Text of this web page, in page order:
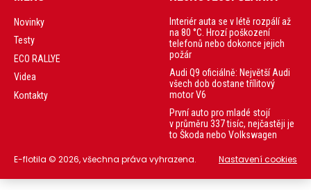
Novinky
Testy
ECO RALLYE
Videa
Kontakty
Interiér auta se v létě rozpálí až
na 80 °C. Hrozí poškození
telefonů nebo dokonce jejich
požár
Audi Q9 oficiálně: Největší Audi
všech dob dostane třílitový
motor V6
První auto pro mladé stojí
v průměru 337 tisíc, nejčastěji je
to Škoda nebo Volkswagen
E-flotila © 2026, všechna práva vyhrazena. Nastavení cookies